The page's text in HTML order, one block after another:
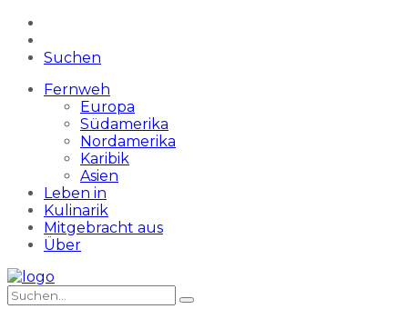
Suchen
Fernweh
Europa
Südamerika
Nordamerika
Karibik
Asien
Leben in
Kulinarik
Mitgebracht aus
Über